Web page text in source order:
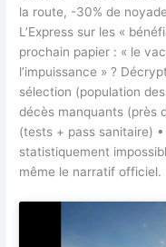
la route, -30% de
L’Express sur les «
prochain papier : « le
l’impuissance » ?
sélection (population
décès manquants (près
(tests + pass sanitaire)
statistiquement
même le narratif officiel.